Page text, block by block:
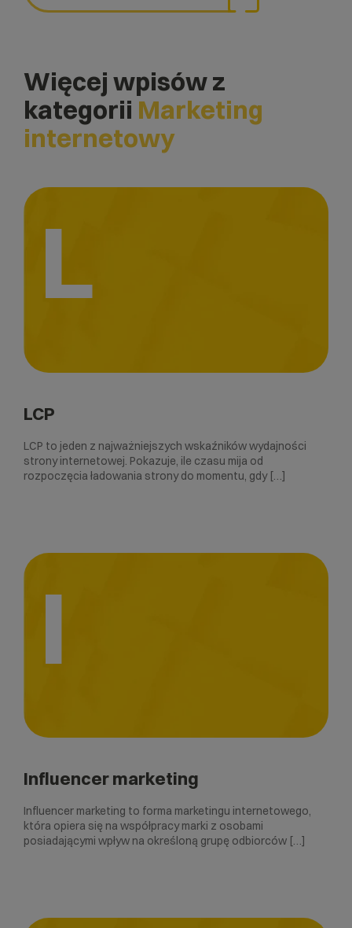
Więcej wpisów z
kategorii Marketing
internetowy
L
LCP
LCP to jeden z najważniejszych wskaźników wydajności
strony internetowej. Pokazuje, ile czasu mija od
rozpoczęcia ładowania strony do momentu, gdy […]
I
Influencer marketing
Influencer marketing to forma marketingu internetowego,
która opiera się na współpracy marki z osobami
posiadającymi wpływ na określoną grupę odbiorców […]